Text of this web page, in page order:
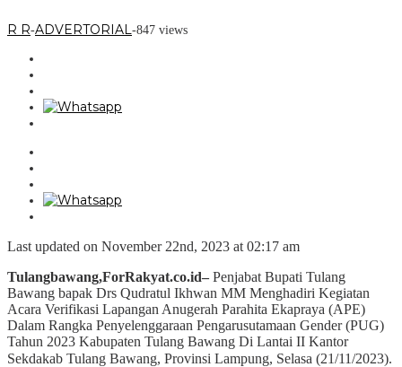
R R-ADVERTORIAL-847 views
Last updated on November 22nd, 2023 at 02:17 am
Tulangbawang,ForRakyat.co.id– Penjabat Bupati Tulang
Bawang bapak Drs Qudratul Ikhwan MM Menghadiri Kegiatan
Acara Verifikasi Lapangan Anugerah Parahita Ekapraya (APE)
Dalam Rangka Penyelenggaraan Pengarusutamaan Gender (PUG)
Tahun 2023 Kabupaten Tulang Bawang Di Lantai II Kantor
Sekdakab Tulang Bawang, Provinsi Lampung, Selasa (21/11/2023).